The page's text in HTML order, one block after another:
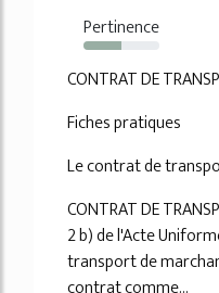
Pertinence
50%
CONTRAT DE
Fiches pratiques
Le contrat de
CONTRAT DE
2 b) de l'Acte
transport de